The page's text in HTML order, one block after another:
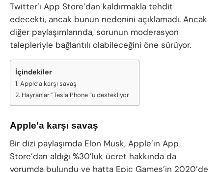
Twitter’ı App Store’dan kaldırmakla tehdit
edecekti, ancak bunun nedenini açıklamadı. Ancak
diğer paylaşımlarında, sorunun moderasyon
talepleriyle bağlantılı olabileceğini öne sürüyor.
İçindekiler
Apple’a karşı savaş
Hayranlar “Tesla Phone “u destekliyor
Apple’a karşı savaş
Bir dizi paylaşımda Elon Musk, Apple’ın App
Store’dan aldığı %30’luk ücret hakkında da
yorumda bulundu ve hatta Epic Games’in 2020’de